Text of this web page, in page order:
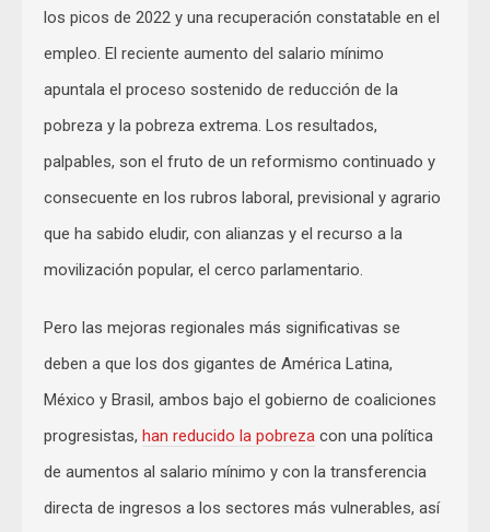
los picos de 2022 y una recuperación constatable en el
empleo. El reciente aumento del salario mínimo
apuntala el proceso sostenido de reducción de la
pobreza y la pobreza extrema. Los resultados,
palpables, son el fruto de un reformismo continuado y
consecuente en los rubros laboral, previsional y agrario
que ha sabido eludir, con alianzas y el recurso a la
movilización popular, el cerco parlamentario.
Pero las mejoras regionales más significativas se
deben a que los dos gigantes de América Latina,
México y Brasil, ambos bajo el gobierno de coaliciones
progresistas, han reducido la pobreza con una política
de aumentos al salario mínimo y con la transferencia
directa de ingresos a los sectores más vulnerables, así